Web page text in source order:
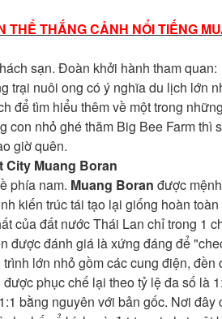
THỂ THẮNG CẢNH NỔI TIẾNG
sạn. Đoàn khởi hành tham quan:
trại nuôi ong có ý nghĩa du lịch lớn
để tìm hiểu thêm về một trong
nhỏ ghé thăm Big Bee Farm thì
giờ quên.
City Muang Boran
phía nam. Muang Boran được
kiến trúc tái tạo lại giống hoàn
của đất nước Thái Lan chỉ trong 1
được đánh giá là xứng đáng để
lớn nhỏ gồm các cung điện, đền
phục chế lại theo tỷ lệ đa số là
bằng nguyên với bản gốc. Nơi đây